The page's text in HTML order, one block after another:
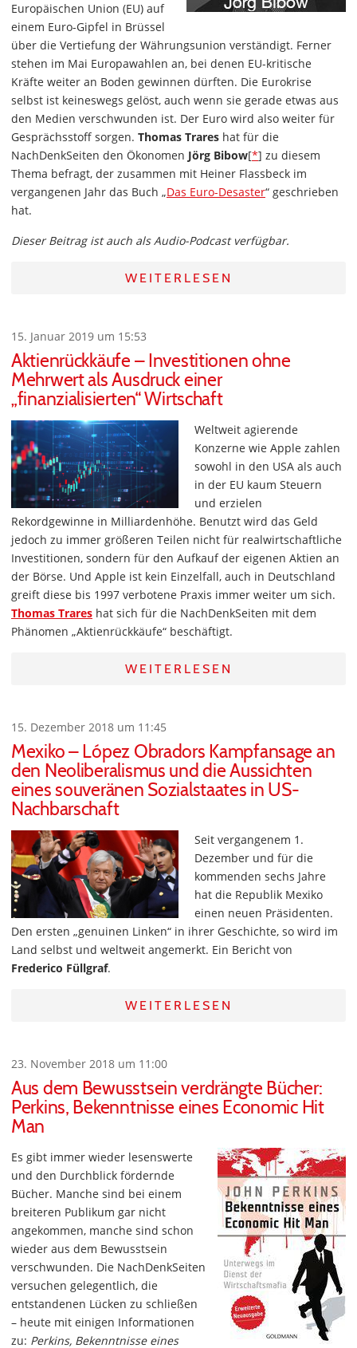
Europäischen Union (EU) auf
einem Euro-Gipfel in Brüssel
über die Vertiefung der Währungsunion verständigt. Ferner
stehen im Mai Europawahlen an, bei denen EU-kritische
Kräfte weiter an Boden gewinnen dürften. Die Eurokrise
selbst ist keineswegs gelöst, auch wenn sie gerade etwas aus
den Medien verschwunden ist. Der Euro wird also weiter für
Gesprächsstoff sorgen. Thomas Trares hat für die
NachDenkSeiten den Ökonomen Jörg Bibow[*] zu diesem
Thema befragt, der zusammen mit Heiner Flassbeck im
vergangenen Jahr das Buch „Das Euro-Desaster“ geschrieben
hat.
Dieser Beitrag ist auch als Audio-Podcast verfügbar.
WEITERLESEN
15. Januar 2019 um 15:53
Aktienrückkäufe – Investitionen ohne
Mehrwert als Ausdruck einer
„finanzialisierten“ Wirtschaft
Weltweit agierende
Konzerne wie Apple zahlen
sowohl in den USA als auch
in der EU kaum Steuern
und erzielen
Rekordgewinne in Milliardenhöhe. Benutzt wird das Geld
jedoch zu immer größeren Teilen nicht für realwirtschaftliche
Investitionen, sondern für den Aufkauf der eigenen Aktien an
der Börse. Und Apple ist kein Einzelfall, auch in Deutschland
greift diese bis 1997 verbotene Praxis immer weiter um sich.
Thomas Trares hat sich für die NachDenkSeiten mit dem
Phänomen „Aktienrückkäufe“ beschäftigt.
WEITERLESEN
15. Dezember 2018 um 11:45
Mexiko – López Obradors Kampfansage an
den Neoliberalismus und die Aussichten
eines souveränen Sozialstaates in US-
Nachbarschaft
Seit vergangenem 1.
Dezember und für die
kommenden sechs Jahre
hat die Republik Mexiko
einen neuen Präsidenten.
Den ersten „genuinen Linken“ in ihrer Geschichte, so wird im
Land selbst und weltweit angemerkt. Ein Bericht von
Frederico Füllgraf.
WEITERLESEN
23. November 2018 um 11:00
Aus dem Bewusstsein verdrängte Bücher:
Perkins, Bekenntnisse eines Economic Hit
Man
Es gibt immer wieder lesenswerte
und den Durchblick fördernde
Bücher. Manche sind bei einem
breiteren Publikum gar nicht
angekommen, manche sind schon
wieder aus dem Bewusstsein
verschwunden. Die NachDenkSeiten
versuchen gelegentlich, die
entstandenen Lücken zu schließen
– heute mit einigen Informationen
zu: Perkins, Bekenntnisse eines